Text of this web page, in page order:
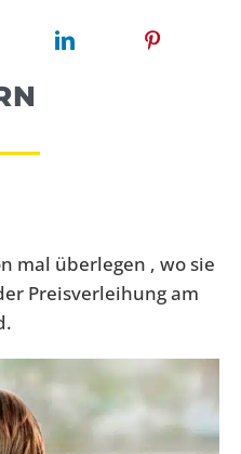
mal überlegen , wo sie
Preisverleihung am